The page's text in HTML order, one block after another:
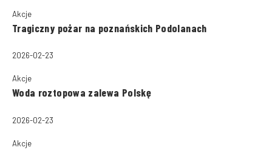
Akcje
Tragiczny pożar na poznańskich Podolanach
2026-02-23
Akcje
Woda roztopowa zalewa Polskę
2026-02-23
Akcje